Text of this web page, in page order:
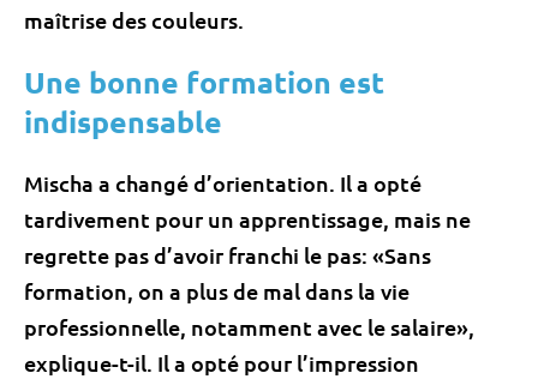
maîtrise des couleurs.
Une bonne formation est
indispensable
Mischa a changé d’orientation. Il a opté
tardivement pour un apprentissage, mais ne
regrette pas d’avoir franchi le pas: «Sans
formation, on a plus de mal dans la vie
professionnelle, notamment avec le salaire»,
explique-t-il. Il a opté pour l’impression